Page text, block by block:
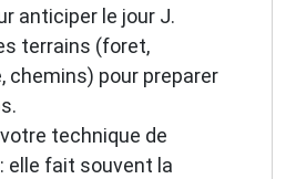
anticiper le jour J.
terrains (foret,
chemins) pour preparer
technique de
elle fait souvent la